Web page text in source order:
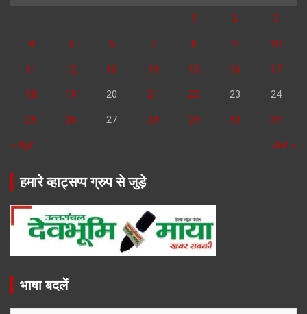
1 2 3
4 5 6 7 8 9 10
11 12 13 14 15 16 17
18 19 20 21 22 23 24
25 26 27 28 29 30 31
« Apr Jun »
हमारे व्हाट्सप्प ग्रुप से जुड़े
भाषा बदलें